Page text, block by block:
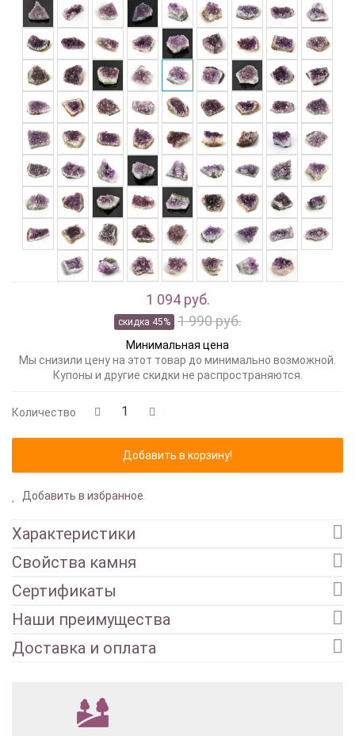
1 094 руб.
скидка 45% 1 990 руб.
Минимальная цена
Мы снизили цену на этот товар до минимально возможной.
Купоны и другие скидки не распространяются.
Количество
Добавить в избранное
Характеристики
Свойства камня
Сертификаты
Наши преимущества
Доставка и оплата